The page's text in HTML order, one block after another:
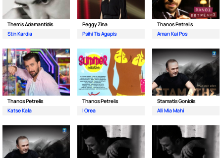
Themis Adamantidis
Stin Kardia
Peggy Zina
Psihi Tis Agapis
Thanos Petrelis
Aman Kai Pos
Thanos Petrelis
Katse Kala
Thanos Petrelis
I Orea
Stamatis Gonidis
Alli Mia Mahi